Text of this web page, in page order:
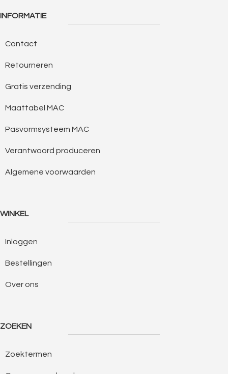
INFORMATIE
Contact
Retourneren
Gratis verzending
Maattabel MAC
Pasvormsysteem MAC
Verantwoord produceren
Algemene voorwaarden
WINKEL
Inloggen
Bestellingen
Over ons
ZOEKEN
Zoektermen